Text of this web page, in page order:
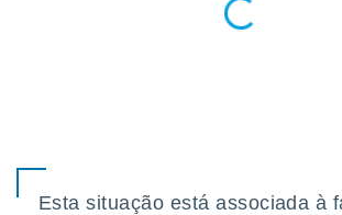
Esta situação está associada à